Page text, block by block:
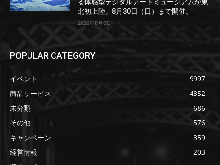
る体感型デジタルアートミュージアムが東
北初上陸。8月30日（日）まで開催。
2026年8月6日
POPULAR CATEGORY
イベント
9997
商品サービス
4352
未分類
686
その他
576
キャンペーン
359
経営情報
203